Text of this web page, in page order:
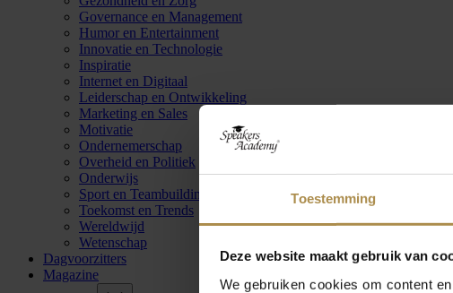
Toestemming
Deze website maakt gebruik van
We gebruiken cookies om content
Governance en Management
Humor en Entertainment
Innovatie en Technologie
Inspiratie
Internet en Digitaal
Leiderschap en Ontwikkeling
Marketing en Sales
Motivatie
Ondernemerschap
Overheid en Politiek
Onderwijs
Sport en Teambuilding
Toekomst en Trends
Wereldwijd
Wetenschap
Dagvoorzitters
Magazine